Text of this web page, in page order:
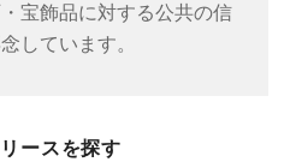
宝飾品に対する公共の信
しています。
ースを探す